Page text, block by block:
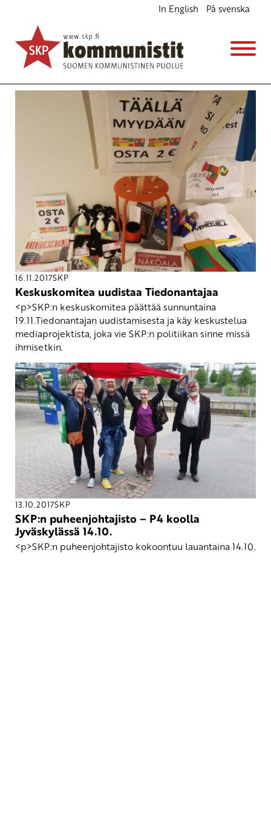
In English På svenska
mediatyö
16.11.2017SKP
Keskuskomitea uudistaa Tiedonantajaa
<p>SKP:n keskuskomitea päättää sunnuntaina
19.11.Tiedonantajan uudistamisesta ja käy keskustelua
mediaprojektista, joka vie SKP:n politiikan sinne missä
ihmisetkin.
13.10.2017SKP
SKP:n puheenjohtajisto – P4 koolla
Jyväskylässä 14.10.
<p>SKP:n puheenjohtajisto kokoontuu lauantaina 14.10.